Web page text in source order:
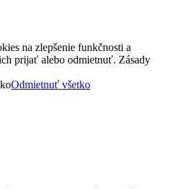
na zlepšenie funkčnosti a
prijať alebo odmietnuť. Zásady
Odmietnuť všetko